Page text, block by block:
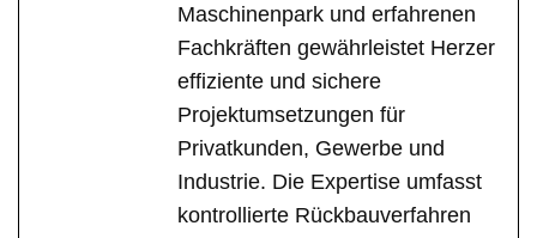
Maschinenpark und erfahrenen
Fachkräften gewährleistet Herzer
effiziente und sichere
Projektumsetzungen für
Privatkunden, Gewerbe und
Industrie. Die Expertise umfasst
kontrollierte Rückbauverfahren